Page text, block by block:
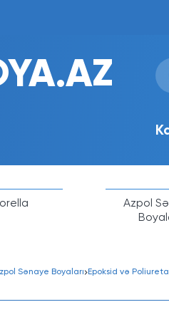
Azpol
Sənaye Boyaları Epoksid və